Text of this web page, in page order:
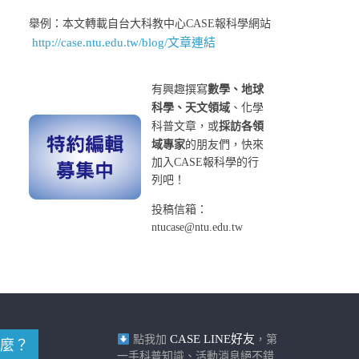
舉例：本文轉載自台大科教中心CASE報科學網站
http://case.ntu.edu.tw/blog/文章連結
有興趣撰寫數學、地球
科學、天文領域 、化學
科普文章，或採訪各領
域專家的朋友們，快來
加入CASE報科學的行
列吧！
投稿信箱：
ntucase@ntu.edu.tw
？ 點我加 CASE LINE好友 ，第
一手科普知識、活動消息絕不錯